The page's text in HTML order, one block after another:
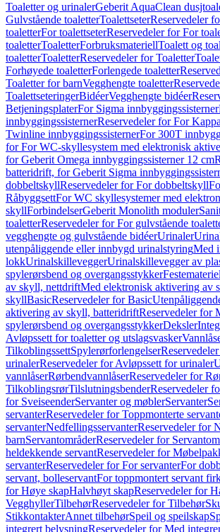
Toaletter og urinalerGeberit AquaClean
Gulvstående toaletterToalettseterReservedeler
toaletterFor toalettseterReservedeler for For
toaletterToaletterForbruksmateriellToalett og
toaletterToaletterReservedeler for Toaletter
Forhøyede toaletterForlengede toaletter
Toaletter for barnVegghengte toaletter
ToalettseteringerBidéerVegghengte bidéer
BetjeningsplaterFor Sigma innbyggingssisterner
innbyggingssisternerReservedeler for For
Twinline innbyggingssisternerFor 300T
for For WC-skyllesystem med elektronisk
for Geberit Omega innbyggingssisterner 12 cm
batteridrift, for Geberit Sigma
dobbeltskyllReservedeler for For dobbeltskyll
RåbyggsettFor WC skyllesystemer med
skyllForbindelserGeberit Monolith moduler
toaletterReservedeler for For gulvstående
vegghengte og gulvstående bidéerUrinaler
utenpåliggende eller innbygd urinalstyringMed
lokkUrinalskilleveggerUrinalskillevegger av
spylerørsbend og overgangsstykker
av skyll, nettdriftMed elektronisk aktivering av
skyllBasicReservedeler for Basic
aktivering av skyll, batteridriftReservedeler for
spylerørsbend og overgangsstykkerDeksler
Avløpssett for toaletter og utslagsvasker
TilkoblingssettSpylerørforlengelser
urinalerReservedeler for Avløpssett for urinaler
vannlåserRørbendvannlåserReservedeler for
TilkoblingsrørTilslutningsbenderReservedeler
for SveiseenderServanter og møblerServanter
servanterReservedeler for Toppmonterte
servanterNedfellingsservanterReservedeler for
barnServantområderReservedeler for
heldekkende servantReservedeler for
servanterReservedeler for For servanterFor
servant, bolleservantFor toppmontert servant
for Høye skapHalvhøyt skapReservedeler for
VegghyllerTilbehørReservedeler for Tilbehør
StikkontakterAnnet tilbehørSpeil og speilskap
integrert belysningReservedeler for Med